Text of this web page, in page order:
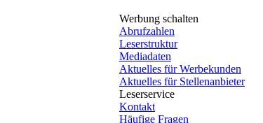
Werbung schalten
Abrufzahlen
Leserstruktur
Mediadaten
Aktuelles für Werbekunden
Aktuelles für Stellenanbieter
Leserservice
Kontakt
Häufige Fragen